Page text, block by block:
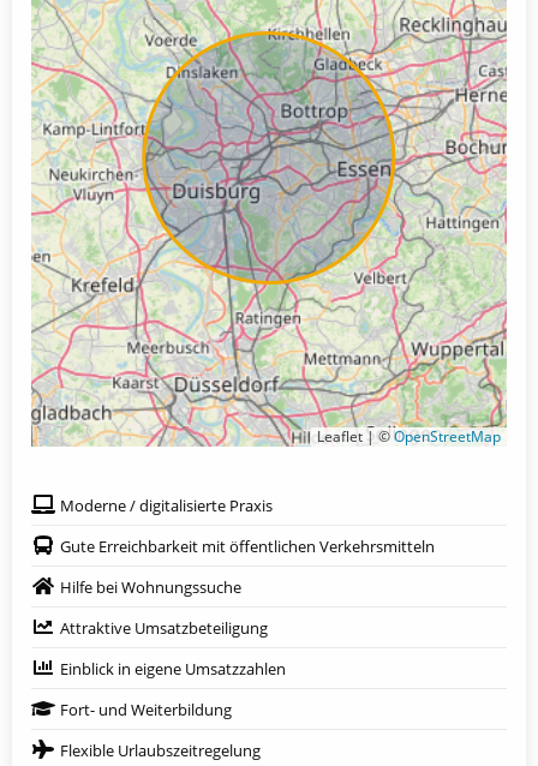
Leaflet | ©OpenStreetMap
Moderne / digitalisierte Praxis
Gute Erreichbarkeit mit öffentlichen Verkehrsmitteln
Hilfe bei Wohnungssuche
Attraktive Umsatzbeteiligung
Einblick in eigene Umsatzzahlen
Fort- und Weiterbildung
Flexible Urlaubszeitregelung